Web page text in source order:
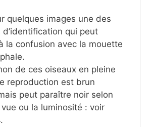
quelques images une des
qui peut
la confusion avec la mouette
de ces oiseaux en pleine
reproduction est brun
peut paraître noir selon
vue ou la luminosité : voir